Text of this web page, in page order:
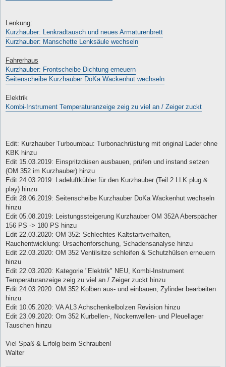
Lenkung:
Kurzhauber: Lenkradtausch und neues Armaturenbrett
Kurzhauber: Manschette Lenksäule wechseln
Fahrerhaus
Kurzhauber: Frontscheibe Dichtung erneuern
Seitenscheibe Kurzhauber DoKa Wackenhut wechseln
Elektrik
Kombi-Instrument Temperaturanzeige zeig zu viel an / Zeiger zuckt
Edit: Kurzhauber Turboumbau: Turbonachrüstung mit original Lader ohne
KBK hinzu
Edit 15.03.2019: Einspritzdüsen ausbauen, prüfen und instand setzen
(OM 352 im Kurzhauber) hinzu
Edit 24.03.2019: Ladeluftkühler für den Kurzhauber (Teil 2 LLK plug &
play) hinzu
Edit 28.06.2019: Seitenscheibe Kurzhauber DoKa Wackenhut wechseln
hinzu
Edit 05.08.2019: Leistungssteigerung Kurzhauber OM 352A Aberspächer
156 PS -> 180 PS hinzu
Edit 22.03.2020: OM 352: Schlechtes Kaltstartverhalten,
Rauchentwicklung: Ursachenforschung, Schadensanalyse hinzu
Edit 22.03.2020: OM 352 Ventilsitze schleifen & Schutzhülsen erneuern
hinzu
Edit 22.03.2020: Kategorie "Elektrik" NEU, Kombi-Instrument
Temperaturanzeige zeig zu viel an / Zeiger zuckt hinzu
Edit 24.03.2020: OM 352 Kolben aus- und einbauen, Zylinder bearbeiten
hinzu
Edit 10.05.2020: VA AL3 Achschenkelbolzen Revision hinzu
Edit 23.09.2020: Om 352 Kurbellen-, Nockenwellen- und Pleuellager
Tauschen hinzu
Viel Spaß & Erfolg beim Schrauben!
Walter